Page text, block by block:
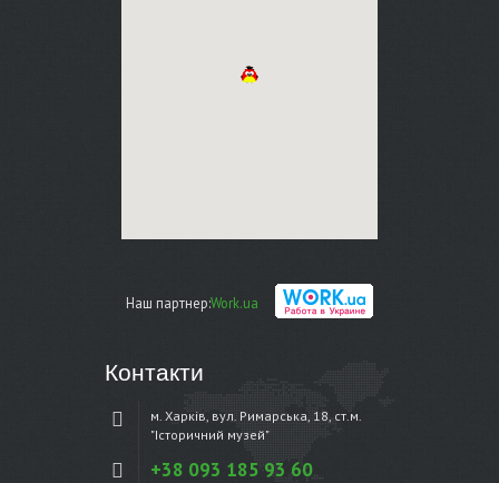
Наш партнер:Work.ua
Контакти
м. Харків, вул. Римарська, 18, ст.м.
"Історичний музей"
+38 093 185 93 60